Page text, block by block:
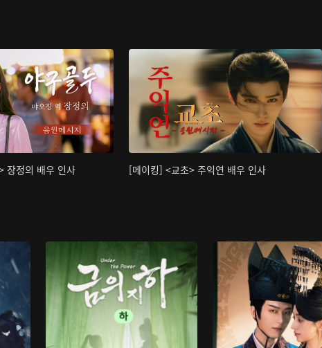
장정의 배우 인사 [메이킹] <교초> 주익연 배우 인사